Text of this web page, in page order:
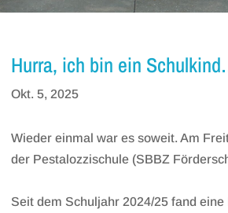
Hurra, ich bin ein
Okt. 5, 2025
Wieder einmal war es soweit. Am
der Pestalozzischule (SBBZ
Seit dem Schuljahr 2024/25 fand